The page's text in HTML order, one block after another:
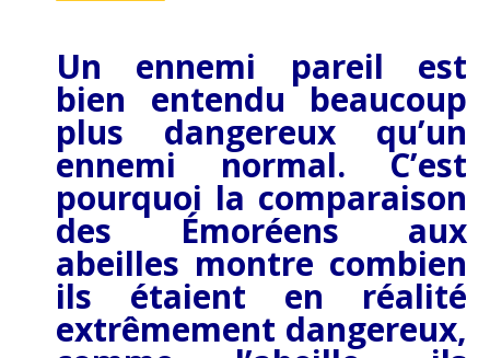
Un ennemi pareil est
bien entendu beaucoup
plus dangereux qu’un
ennemi normal. C’est
pourquoi la comparaison
des Émoréens aux
abeilles montre combien
ils étaient en réalité
extrêmement dangereux,